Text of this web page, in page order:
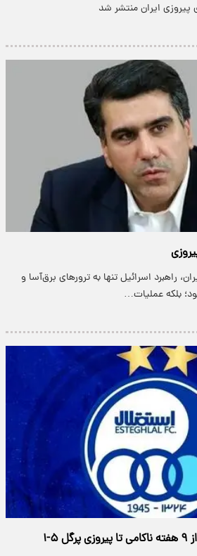
ایران منتشر شد
راهبرد اسرائیل تنها به ترورهای برق‌آسا و
بلکه عملیات…
۱